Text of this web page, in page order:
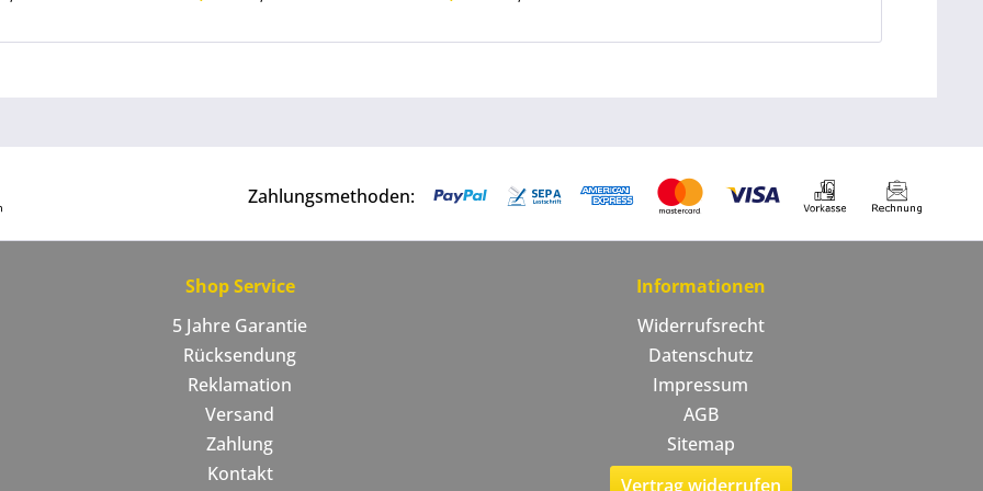
Zahlungsmethoden:
Shop Service
5 Jahre Garantie
Rücksendung
Reklamation
Versand
Zahlung
Kontakt
Informationen
Widerrufsrecht
Datenschutz
Impressum
AGB
Sitemap
Vertrag widerrufen